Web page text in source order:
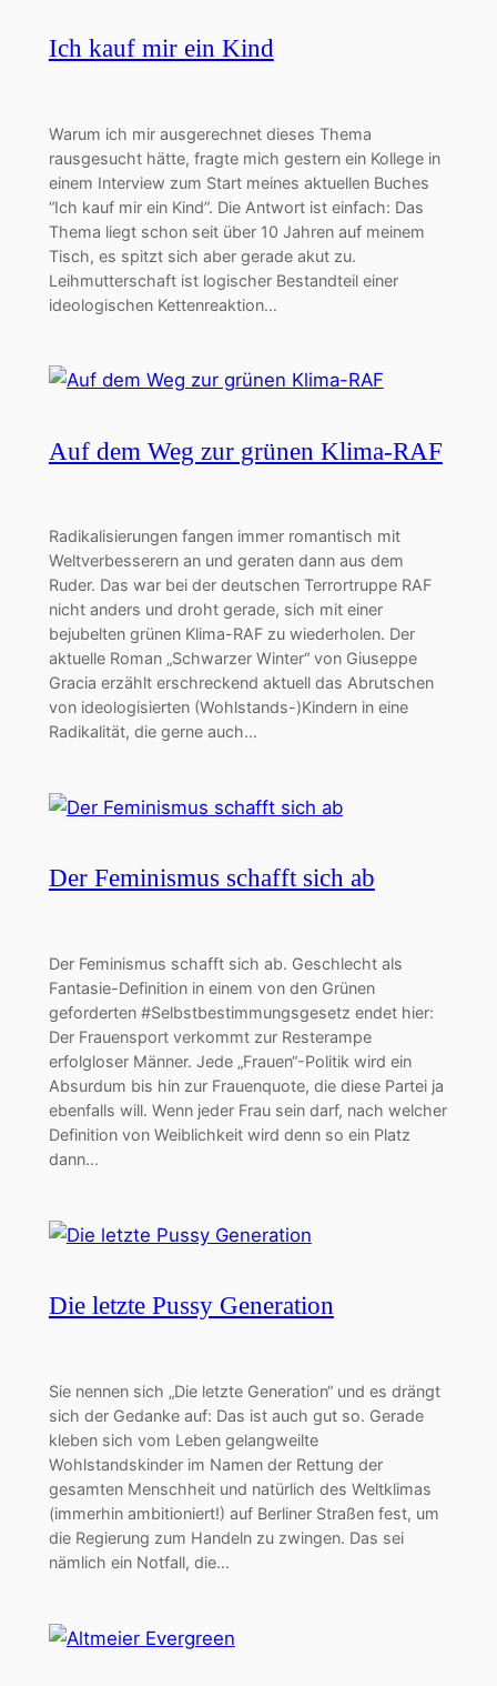
Ich kauf mir ein Kind
Warum ich mir ausgerechnet dieses Thema
rausgesucht hätte, fragte mich gestern ein Kollege in
einem Interview zum Start meines aktuellen Buches
“Ich kauf mir ein Kind”. Die Antwort ist einfach: Das
Thema liegt schon seit über 10 Jahren auf meinem
Tisch, es spitzt sich aber gerade akut zu.
Leihmutterschaft ist logischer Bestandteil einer
ideologischen Kettenreaktion…
Auf dem Weg zur grünen Klima-RAF
Radikalisierungen fangen immer romantisch mit
Weltverbesserern an und geraten dann aus dem
Ruder. Das war bei der deutschen Terrortruppe RAF
nicht anders und droht gerade, sich mit einer
bejubelten grünen Klima-RAF zu wiederholen. Der
aktuelle Roman „Schwarzer Winter“ von Giuseppe
Gracia erzählt erschreckend aktuell das Abrutschen
von ideologisierten (Wohlstands-)Kindern in eine
Radikalität, die gerne auch…
Der Feminismus schafft sich ab
Der Feminismus schafft sich ab. Geschlecht als
Fantasie-Definition in einem von den Grünen
geforderten #Selbstbestimmungsgesetz endet hier:
Der Frauensport verkommt zur Resterampe
erfolgloser Männer. Jede „Frauen“-Politik wird ein
Absurdum bis hin zur Frauenquote, die diese Partei ja
ebenfalls will. Wenn jeder Frau sein darf, nach welcher
Definition von Weiblichkeit wird denn so ein Platz
dann…
Die letzte Pussy Generation
Sie nennen sich „Die letzte Generation“ und es drängt
sich der Gedanke auf: Das ist auch gut so. Gerade
kleben sich vom Leben gelangweilte
Wohlstandskinder im Namen der Rettung der
gesamten Menschheit und natürlich des Weltklimas
(immerhin ambitioniert!) auf Berliner Straßen fest, um
die Regierung zum Handeln zu zwingen. Das sei
nämlich ein Notfall, die…